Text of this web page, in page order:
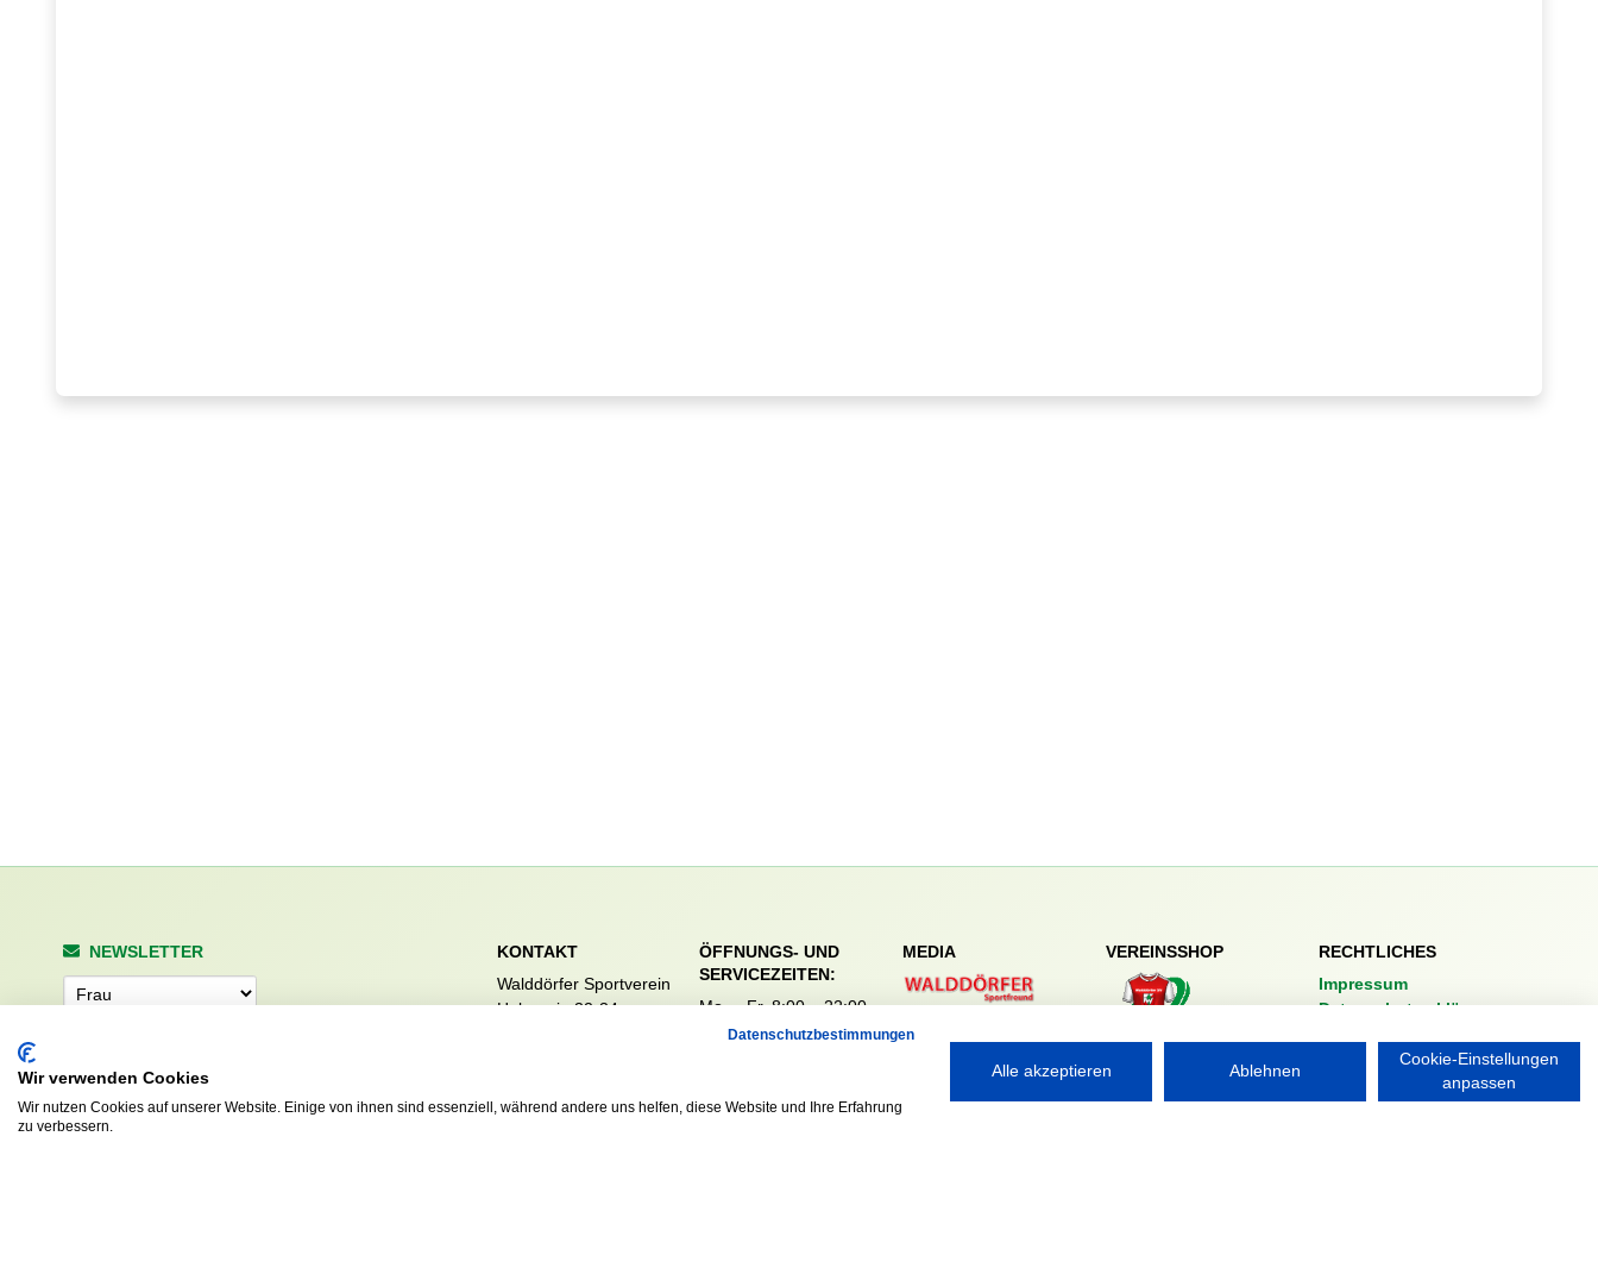
NEWSLETTER
Anrede
KONTAKT
Walddörfer Sportverein
Halenreie 32-34
sv.de
ÖFFNUNGS- UND
SERVICEZEITEN:
Mo. – Fr. 8:00 – 22:00
MEDIA VEREINSSHOP
RECHTLICHES
Impressum
Datenschutzerklärung
Datenschutzbestimmungen
Wir verwenden Cookies
Wir nutzen Cookies auf unserer Website. Einige von ihnen sind essenziell, während andere uns helfen, diese Website und Ihre Erfahrung
zu verbessern.
Alle akzeptieren Ablehnen
Cookie-Einstellungen
anpassen